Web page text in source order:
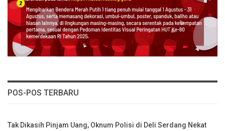
POS-POS TERBARU
Tak Dikasih Pinjam Uang, Oknum Polisi di Deli Serdang Nekat